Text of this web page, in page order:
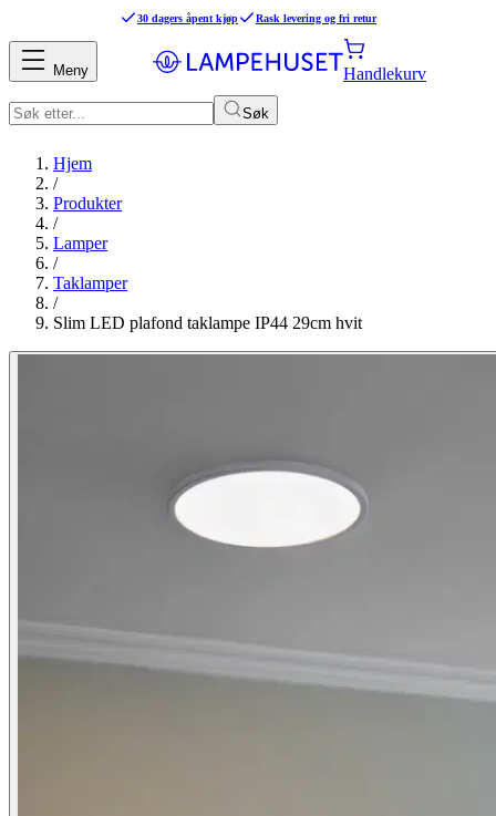
30 dagers åpent kjøp Rask levering og fri retur
Søk
Handlekurv
Meny
Hjem
/
Produkter
/
Lamper
/
Taklamper
/
Slim LED plafond taklampe IP44 29cm hvit